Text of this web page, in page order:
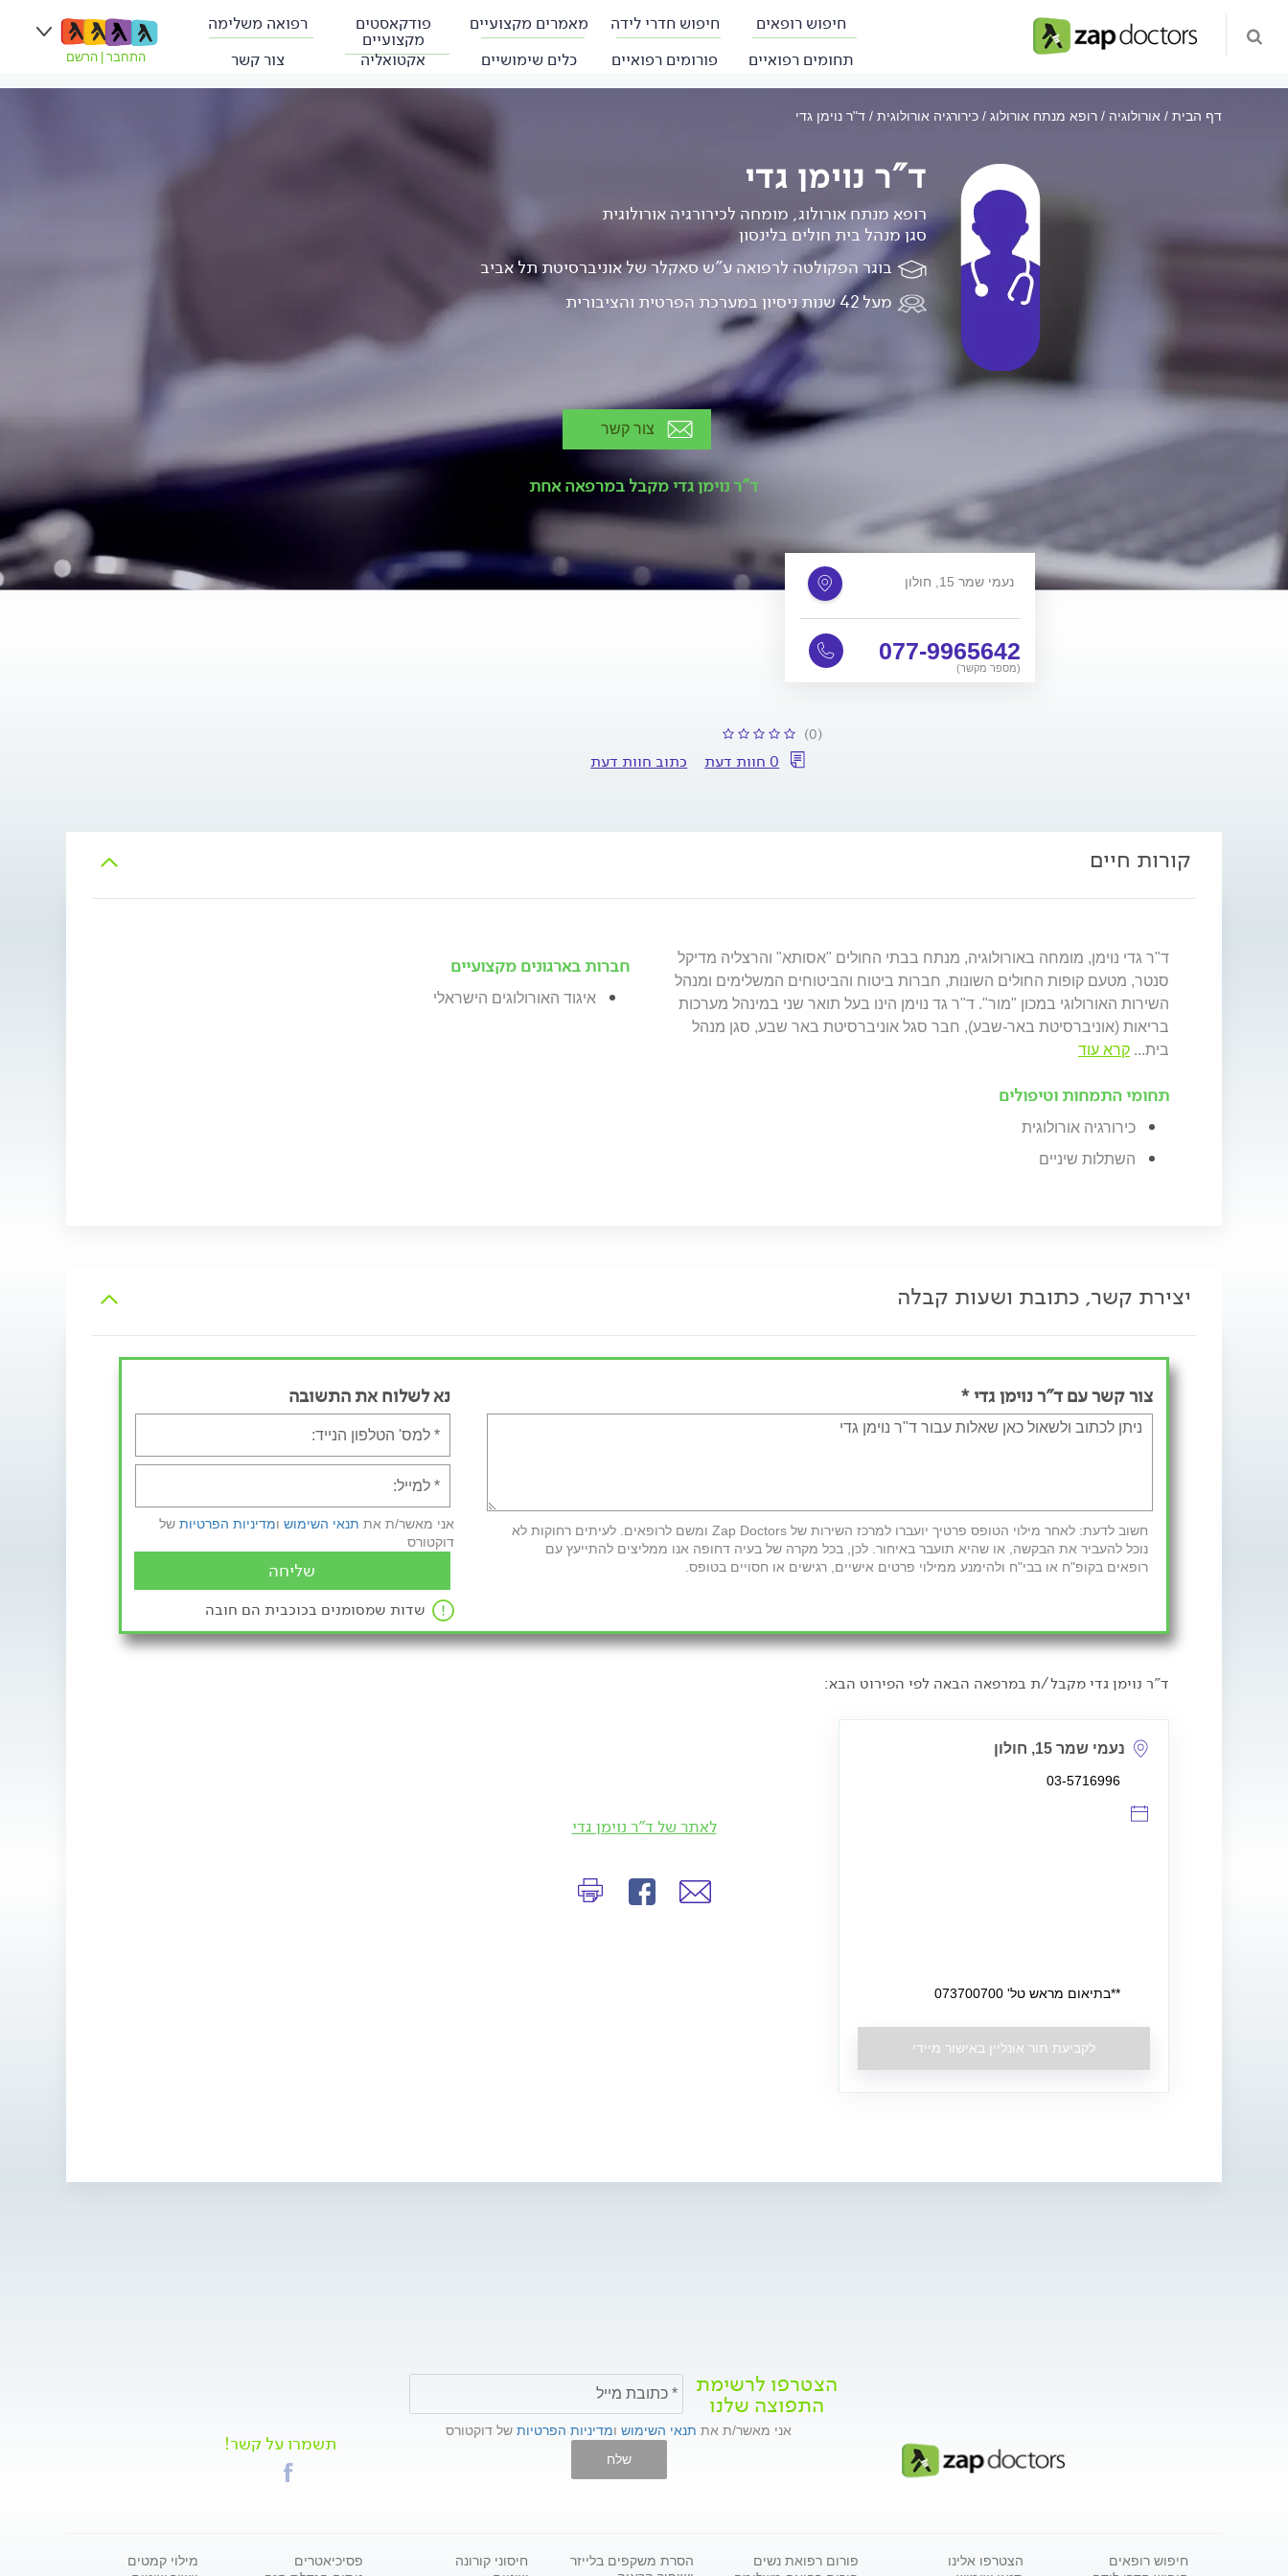
חיפוש רופאים חיפוש חדרי לידה מאמרים מקצועיים פודקאסטים
מקצועיים
רפואה משלימה
תחומים רפואיים
פורומים רפואיים כלים שימושיים אקטואליה צור קשר התחבר הרשם
דף הבית אורולוגיה רופא מנתח אורולוג כירורגיה אורולוגית ד"ר נוימן גדי
ד"ר נוימן גדי
רופא מנתח אורולוג, מומחה לכירורגיה אורולוגית
סגן מנהל בית חולים בלינסון
בוגר הפקולטה לרפואה ע"ש סאקלר של אוניברסיטת תל אביב
מעל 42 שנות ניסיון במערכת הפרטית והציבורית
צור קשר
ד"ר נוימן גדי מקבל במרפאה אחת
נעמי שמר 15, חולון
077-9965642
(מספר מקשר)
(0)
0 חוות דעת כתוב חוות דעת
קורות חיים
ד"ר גדי נוימן, מומחה באורולוגיה, מנתח בבתי החולים "אסותא" והרצליה מדיקל
סנטר, מטעם קופות החולים השונות, חברות ביטוח והביטוחים המשלימים ומנהל
השירות האורולוגי במכון "מור". ד"ר גד נוימן הינו בעל תואר שני במינהל מערכות
בריאות (אוניברסיטת באר-שבע), חבר סגל אוניברסיטת באר שבע, סגן מנהל
בית... קרא עוד
תחומי התמחות וטיפולים
כירורגיה אורולוגית
השתלות שיניים
חברות בארגונים מקצועיים
איגוד האורולוגים הישראלי
יצירת קשר, כתובת ושעות קבלה
צור קשר עם ד"ר נוימן גדי *
חשוב לדעת: לאחר מילוי הטופס פרטיך יועברו למרכז השירות של Zap Doctors ומשם לרופאים. לעיתים רחוקות לא
נוכל להעביר את הבקשה, או שהיא תועבר באיחור. לכן, בכל מקרה של בעיה דחופה אנו ממליצים להתייעץ עם
רופאים בקופ"ח או בבי"ח ולהימנע ממילוי פרטים אישיים, רגישים או חסויים בטופס.
נא לשלוח את התשובה
אני מאשר/ת את תנאי השימוש ומדיניות הפרטיות של
דוקטורס
שליחה
שדות שמסומנים בכוכבית הם חובה
ד"ר נוימן גדי מקבל/ת במרפאה הבאה לפי הפירוט הבא:
נעמי שמר 15, חולון
03-5716996
**בתיאום מראש טל' 073700700
לקביעת תור אונליין באישור מיידי
לאתר של ד"ר נוימן גדי
הצטרפו לרשימת
התפוצה שלנו
אני מאשר/ת את תנאי השימוש ומדיניות הפרטיות של דוקטורס
שלח
תשמרו על קשר!
חיפוש רופאים
הצטרפו אלינו
פורום רפואת נשים
הסרת משקפים בלייזר
חיסוני קורונה
פסיכיאטרים
מילוי קמטים